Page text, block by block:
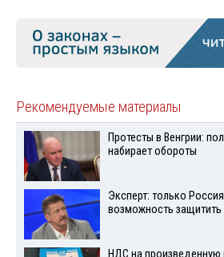
Рекомендуемые материалы
Протесты в Венгрии:
набирает обороты
Эксперт: только
возможность защитить
НДС на